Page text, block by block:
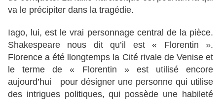
va le précipiter dans la tragédie.
Iago, lui, est le vrai personnage central de la pièce.
Shakespeare nous dit qu’il est « Florentin ».
Florence a été llongtemps la Cité rivale de Venise et
le terme de « Florentin » est utilisé encore
aujourd’hui pour désigner une personne qui utilise
des intrigues politiques, qui possède une habileté